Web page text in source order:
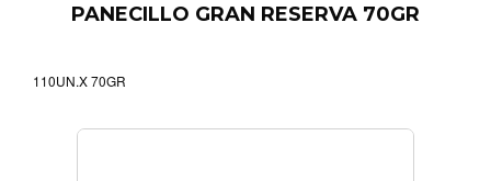
PANECILLO GRAN RESERVA 70GR
110UN.X 70GR